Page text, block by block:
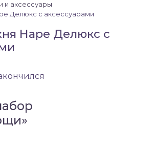
и аксессуары
Делюкс с аксессуарами
Hape Делюкс с